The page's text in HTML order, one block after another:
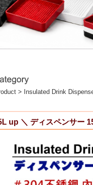
> Insulated Drink
up ＼ ディスペンサー